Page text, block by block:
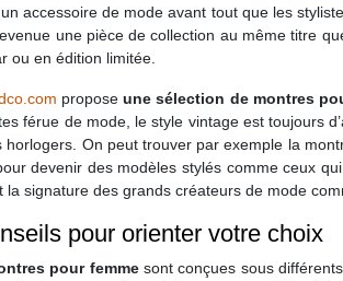
un accessoire de mode avant tout que les
une pièce de collection au même titre
ou en édition limitée.
proposeune sélection de montres
férue de mode, le style vintage est toujours
horlogers. On peut trouver par exemple la
devenir des modèles stylés comme ceux
la signature des grands créateurs de mode
pour orienter votre choix
pour femmesont conçues sous